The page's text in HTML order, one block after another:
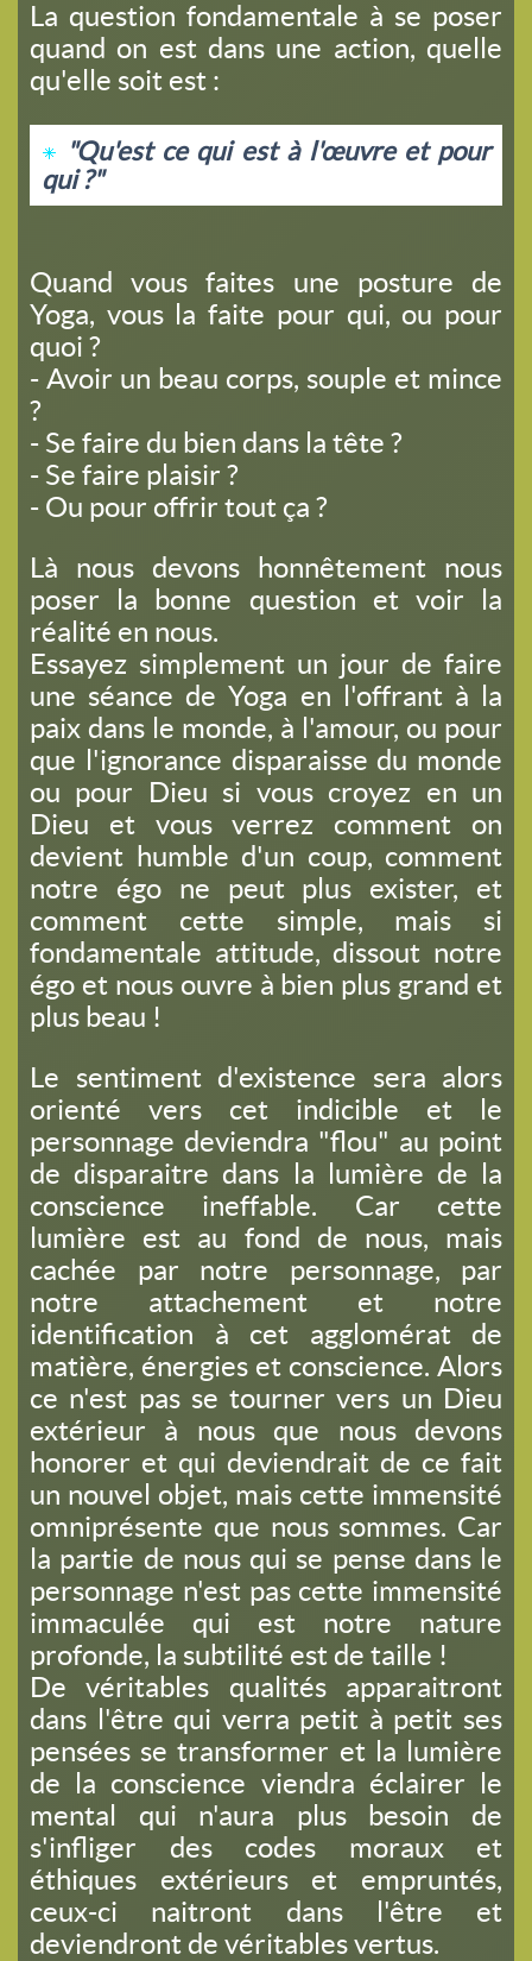
La question fondamentale à se poser
quand on est dans une action, quelle
qu'elle soit est :
"Qu'est ce qui est à l'œuvre et pour
qui ?"
Quand vous faites une posture de
Yoga, vous la faite pour qui, ou pour
quoi ?
- Avoir un beau corps, souple et mince
?
- Se faire du bien dans la tête ?
- Se faire plaisir ?
- Ou pour offrir tout ça ?
Là nous devons honnêtement nous
poser la bonne question et voir la
réalité en nous.
Essayez simplement un jour de faire
une séance de Yoga en l'offrant à la
paix dans le monde, à l'amour, ou pour
que l'ignorance disparaisse du monde
ou pour Dieu si vous croyez en un
Dieu et vous verrez comment on
devient humble d'un coup, comment
notre égo ne peut plus exister, et
comment cette simple, mais si
fondamentale attitude, dissout notre
égo et nous ouvre à bien plus grand et
plus beau !
Le sentiment d'existence sera alors
orienté vers cet indicible et le
personnage deviendra "flou" au point
de disparaitre dans la lumière de la
conscience ineffable. Car cette
lumière est au fond de nous, mais
cachée par notre personnage, par
notre attachement et notre
identification à cet agglomérat de
matière, énergies et conscience. Alors
ce n'est pas se tourner vers un Dieu
extérieur à nous que nous devons
honorer et qui deviendrait de ce fait
un nouvel objet, mais cette immensité
omniprésente que nous sommes. Car
la partie de nous qui se pense dans le
personnage n'est pas cette immensité
immaculée qui est notre nature
profonde, la subtilité est de taille !
De véritables qualités apparaitront
dans l'être qui verra petit à petit ses
pensées se transformer et la lumière
de la conscience viendra éclairer le
mental qui n'aura plus besoin de
s'infliger des codes moraux et
éthiques extérieurs et empruntés,
ceux-ci naitront dans l'être et
deviendront de véritables vertus.